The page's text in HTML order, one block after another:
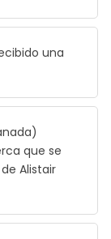
una
que se
Alistair